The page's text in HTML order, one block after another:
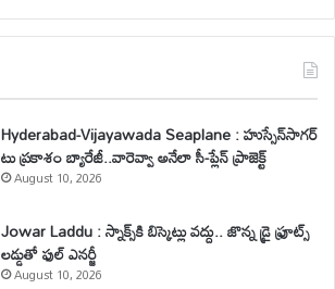
Hyderabad-Vijayawada Seaplane : హుస్సేన్‌సాగర్
టు ప్రకాశం బ్యారేజీ..వారెవ్వా అనేలా సీ-ప్లేన్ ప్రాజెక్ట్
August 10, 2026
Jowar Laddu : స్నాక్స్‌కి బిస్కెట్లు వద్దు.. జొన్న డ్రై ఫ్రూట్స్
లడ్డుతో ఫుల్ ఎనర్జీ
August 10, 2026